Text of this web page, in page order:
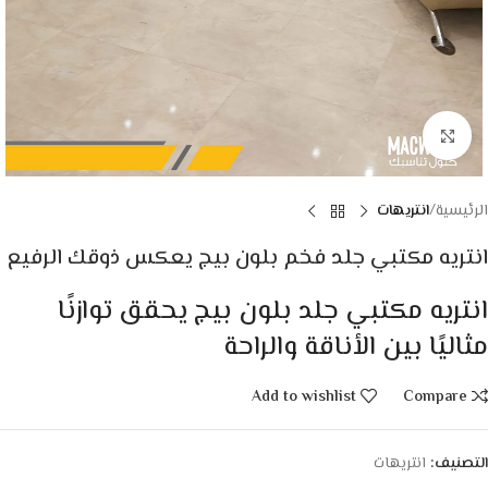
Click to enlarge
الرئيسية انتريهات
انتريه مكتبي جلد فخم بلون بيج يعكس ذوقك الرفيع
انتريه مكتبي جلد بلون بيج يحقق توازنًا
مثاليًا بين الأناقة والراحة
Compare
Add to wishlist
التصنيف: انتريهات